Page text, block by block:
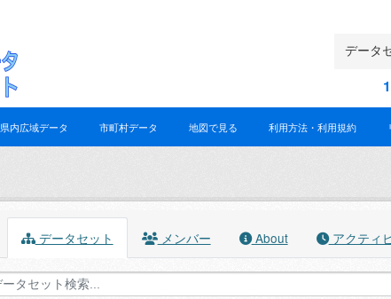
県内広域データ 市町村データ 地図で見る 利用方法・利用規約
データセット メンバー About アクティ